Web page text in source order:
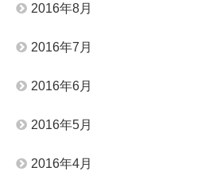
2016年8月
2016年7月
2016年6月
2016年5月
2016年4月